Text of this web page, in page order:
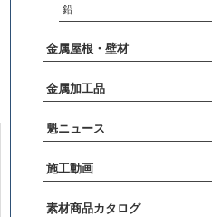
鉛
金属屋根・壁材
金属加工品
魁ニュース
施工動画
素材商品カタログ